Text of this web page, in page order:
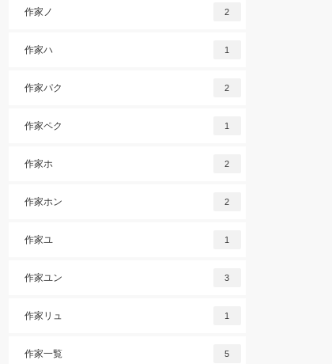
作家ノ 2
作家ハ 1
作家パク 2
作家ペク 1
作家ホ 2
作家ホン 2
作家ユ 1
作家ユン 3
作家リュ 1
作家一覧 5